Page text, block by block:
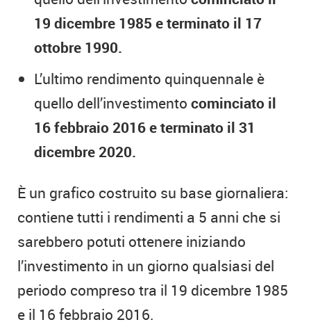
19 dicembre 1985 e terminato il 17
ottobre 1990.
L’ultimo rendimento quinquennale è
quello dell’investimento cominciato il
16 febbraio 2016 e terminato il 31
dicembre 2020.
È un grafico costruito su base giornaliera:
contiene tutti i rendimenti a 5 anni che si
sarebbero potuti ottenere iniziando
l’investimento in un giorno qualsiasi del
periodo compreso tra il 19 dicembre 1985
e il 16 febbraio 2016.